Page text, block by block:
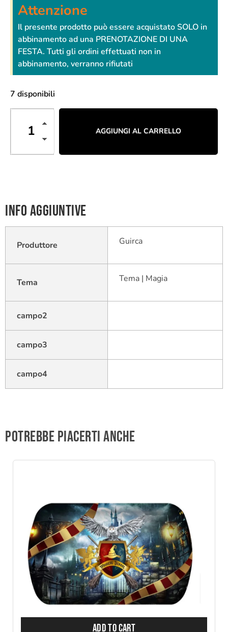
Attenzione
Il presente prodotto può essere acquistato SOLO in
abbinamento ad una PRENOTAZIONE DI UNA
FESTA. Tutti gli ordini effettuati non in
abbinamento, verranno rifiutati
7 disponibili
AGGIUNGI AL CARRELLO
Info aggiuntive
Produttore Guirca
Tema Tema | Magia
campo2
campo3
campo4
Potrebbe piacerti anche
ADD TO CART